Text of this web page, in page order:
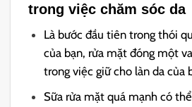
trong việc chăm sóc da
Là bước đầu tiên trong thói
của bạn, rửa mặt đóng một
trong việc giữ cho làn da của
Sữa rửa mặt quá mạnh có